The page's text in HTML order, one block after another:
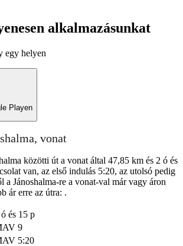
alkalmazásunkat
egy helyen
Playen
vonat
közötti út a vonat által 47,85 km és 2 ó és
van, az első indulás 5:20, az utolsó pedig
a Jánoshalma-re a vonat-val már vagy áron
ár erre az útra: .
és 15 p
9
5:20